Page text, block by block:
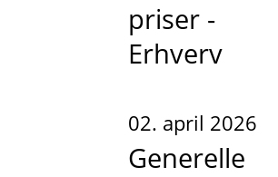
priser -
Erhverv
02. april 2026
Generelle